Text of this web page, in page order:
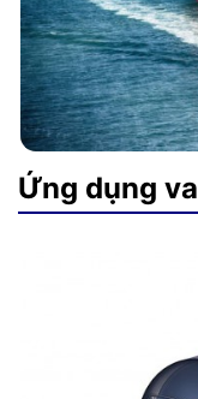
Ứng dụng